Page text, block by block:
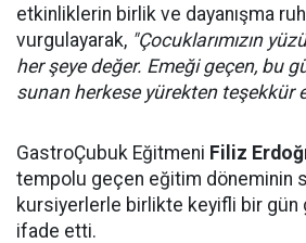
etkinliklerin birlik ve dayanışma
vurgulayarak, "Çocuklarımızın
her şeye değer. Emeği geçen, bu
sunan herkese yürekten teşekkür
GastroÇubuk Eğitmeni Filiz
tempolu geçen eğitim döneminin
kursiyerlerle birlikte keyifli bir gün
ifade etti.